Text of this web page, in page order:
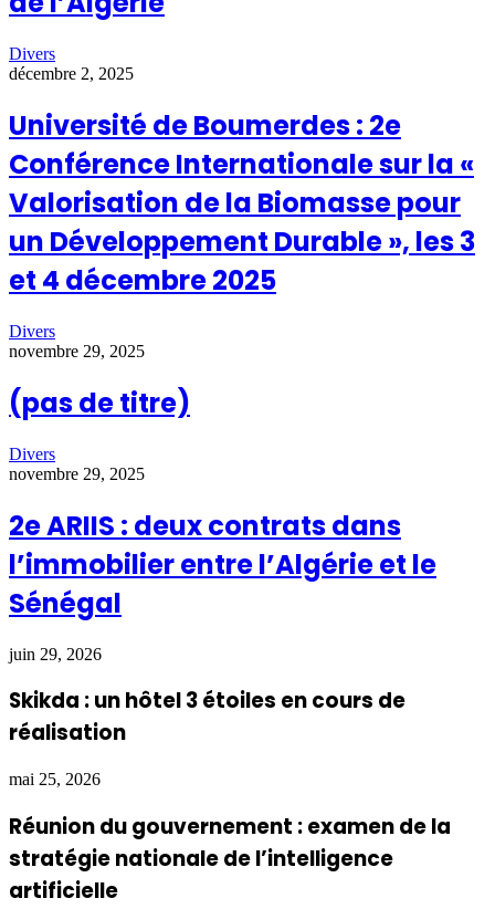
Divers
décembre 2, 2025
Université de Boumerdes : 2e
Conférence Internationale sur la «
Valorisation de la Biomasse pour
un Développement Durable », les 3
et 4 décembre 2025
Divers
novembre 29, 2025
(pas de titre)
Divers
novembre 29, 2025
2e ARIIS : deux contrats dans
l’immobilier entre l’Algérie et le
Sénégal
juin 29, 2026
Skikda : un hôtel 3 étoiles en cours de
réalisation
mai 25, 2026
Réunion du gouvernement : examen de la
stratégie nationale de l’intelligence
artificielle